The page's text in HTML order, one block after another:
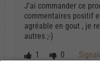
J'ai commander ce
commentaires positif
agréable en gout , je
autres ;-)
1
0